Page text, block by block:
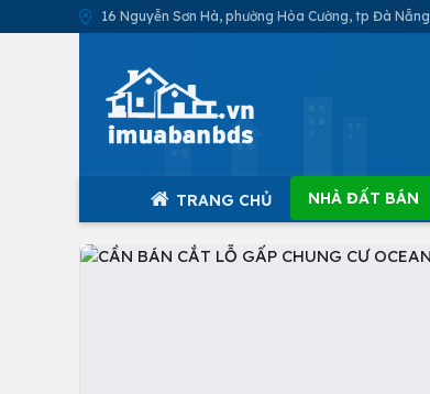
16 Nguyễn Sơn Hà, phường Hòa Cường, tp Đà Nẵng
TRANG CHỦ NHÀ ĐẤT BÁN